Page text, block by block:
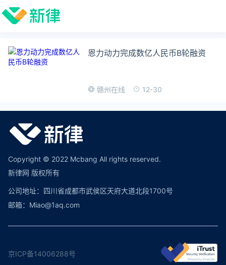
恩力动力完成数亿人民币B轮融资
赣州在线 12-30
Copyright © 2022 Mcbang All rights reserved.
新律网 版权所有
公司地址：四川省成都市武侯区天府大道北段1700号
邮箱：Miao@1aq.com
京ICP备14006288号